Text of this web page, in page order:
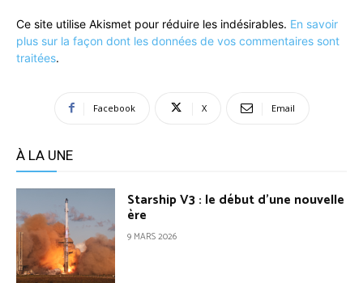
Ce site utilise Akismet pour réduire les indésirables. En savoir
plus sur la façon dont les données de vos commentaires sont
traitées.
Facebook X Email
À LA UNE
Starship V3 : le début d’une nouvelle
ère
9 MARS 2026